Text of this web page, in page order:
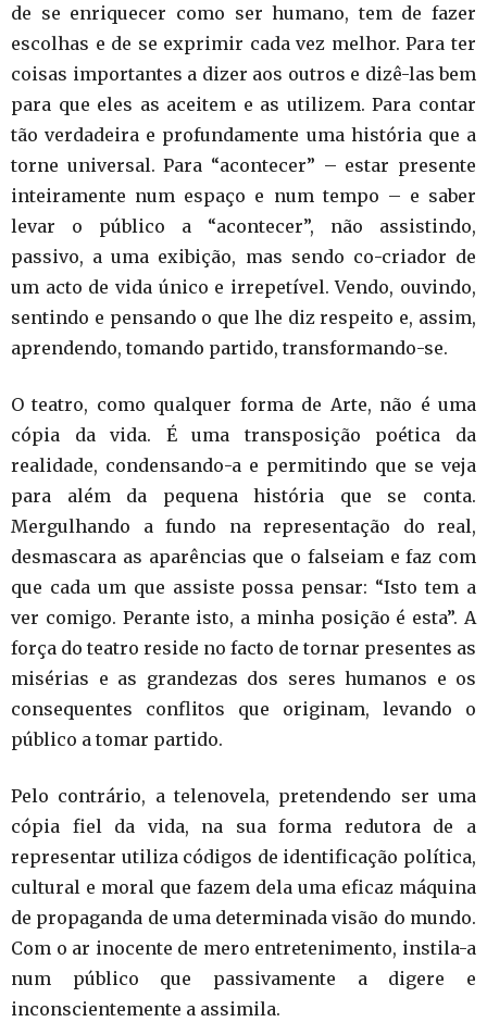
de se enriquecer como ser humano, tem de fazer
escolhas e de se exprimir cada vez melhor. Para ter
coisas importantes a dizer aos outros e dizê-las bem
para que eles as aceitem e as utilizem. Para contar
tão verdadeira e profundamente uma história que a
torne universal. Para “acontecer” – estar presente
inteiramente num espaço e num tempo – e saber
levar o público a “acontecer”, não assistindo,
passivo, a uma exibição, mas sendo co-criador de
um acto de vida único e irrepetível. Vendo, ouvindo,
sentindo e pensando o que lhe diz respeito e, assim,
aprendendo, tomando partido, transformando-se.
O teatro, como qualquer forma de Arte, não é uma
cópia da vida. É uma transposição poética da
realidade, condensando-a e permitindo que se veja
para além da pequena história que se conta.
Mergulhando a fundo na representação do real,
desmascara as aparências que o falseiam e faz com
que cada um que assiste possa pensar: “Isto tem a
ver comigo. Perante isto, a minha posição é esta”. A
força do teatro reside no facto de tornar presentes as
misérias e as grandezas dos seres humanos e os
consequentes conflitos que originam, levando o
público a tomar partido.
Pelo contrário, a telenovela, pretendendo ser uma
cópia fiel da vida, na sua forma redutora de a
representar utiliza códigos de identificação política,
cultural e moral que fazem dela uma eficaz máquina
de propaganda de uma determinada visão do mundo.
Com o ar inocente de mero entretenimento, instila-a
num público que passivamente a digere e
inconscientemente a assimila.